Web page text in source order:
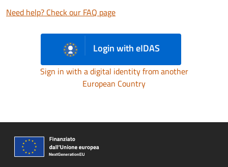
Need help? Check our FAQ page
Login with eIDAS
Sign in with a digital identity from another
European Country